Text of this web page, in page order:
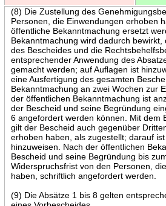
(8) Die Zustellung des
Personen, die Einwendungen erhoben
öffentliche Bekanntmachung ersetzt
Bekanntmachung wird dadurch bewirkt,
des Bescheides und die
entsprechender Anwendung des
gemacht werden; auf Auflagen ist
eine Ausfertigung des gesamten
Bekanntmachung an zwei Wochen zur
der öffentlichen Bekanntmachung ist
der Bescheid und seine Begründung
6 angefordert werden können. Mit dem
gilt der Bescheid auch gegenüber
erhoben haben, als zugestellt; darauf
hinzuweisen. Nach der öffentlichen
Bescheid und seine Begründung bis
Widerspruchsfrist von den Personen,
haben, schriftlich angefordert werden.
(9) Die Absätze 1 bis 8 gelten